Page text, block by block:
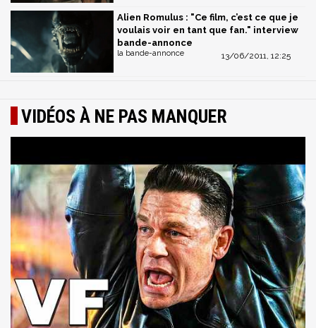
Alien Romulus : "Ce film, c’est ce que je
voulais voir en tant que fan." interview
bande-annonce
13/06/2011, 12:25
la bande-annonce
VIDÉOS À NE PAS MANQUER